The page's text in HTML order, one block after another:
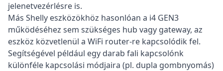
jelenetvezérlésre is.
Más Shelly eszközökhöz hasonlóan a i4 GEN3
működéséhez sem szükséges hub vagy gateway, az
eszköz közvetlenül a WiFi router-re kapcsolódik fel.
Segítségével például egy darab fali kapcsolónk
különféle kapcsolási módjaira (pl. dupla gombnyomás)